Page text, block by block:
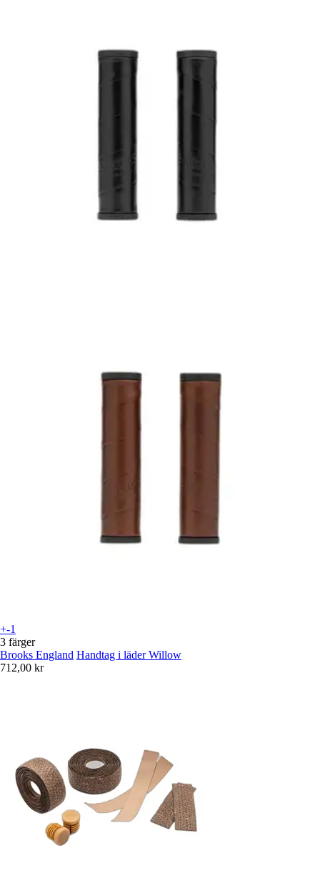
+-1
3 färger
Brooks England Handtag i läder Willow
712,00 kr